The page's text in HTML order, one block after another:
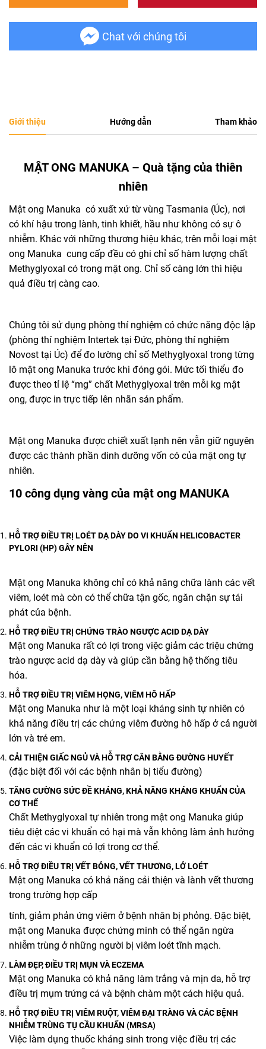
Chat với chúng tôi
Giới thiệu Hướng dẫn Tham khảo
MẬT ONG MANUKA – Quà tặng của thiên
nhiên
Mật ong Manuka có xuất xứ từ vùng Tasmania (Úc), nơi
có khí hậu trong lành, tinh khiết, hầu như không có sự ô
nhiễm. Khác với những thương hiệu khác, trên mỗi loại mật
ong Manuka cung cấp đều có ghi chỉ số hàm lượng chất
Methyglyoxal có trong mật ong. Chỉ số càng lớn thì hiệu
quả điều trị càng cao.
Chúng tôi sử dụng phòng thí nghiệm có chức năng độc lập
(phòng thí nghiệm Intertek tại Đức, phòng thí nghiệm
Novost tại Úc) để đo lường chỉ số Methyglyoxal trong từng
lô mật ong Manuka trước khi đóng gói. Mức tối thiểu đo
được theo tỉ lệ “mg” chất Methyglyoxal trên mỗi kg mật
ong, được in trực tiếp lên nhãn sản phẩm.
Mật ong Manuka được chiết xuất lạnh nên vẫn giữ nguyên
được các thành phần dinh dưỡng vốn có của mật ong tự
nhiên.
10 công dụng vàng của mật ong MANUKA
HỖ TRỢ ĐIỀU TRỊ LOÉT DẠ DÀY DO VI KHUẨN HELICOBACTER
PYLORI (HP) GÂY NÊN
Mật ong Manuka không chỉ có khả năng chữa lành các vết
viêm, loét mà còn có thể chữa tận gốc, ngăn chặn sự tái
phát của bệnh.
HỖ TRỢ ĐIỀU TRỊ CHỨNG TRÀO NGƯỢC ACID DẠ DÀY
Mật ong Manuka rất có lợi trong việc giảm các triệu chứng
trào ngược acid dạ dày và giúp cần bằng hệ thống tiêu
hóa.
HỖ TRỢ ĐIỀU TRỊ VIÊM HỌNG, VIÊM HÔ HẤP
Mật ong Manuka như là một loại kháng sinh tự nhiên có
khả năng điều trị các chứng viêm đường hô hấp ở cả người
lớn và trẻ em.
CẢI THIỆN GIẤC NGỦ VÀ HỖ TRỢ CÂN BẰNG ĐƯỜNG HUYẾT
(đặc biệt đối với các bệnh nhân bị tiểu đường)
TĂNG CƯỜNG SỨC ĐỀKHÁNG, KHẢ NĂNG KHÁNG KHUẨN CỦA
CƠ THỂ
Chất Methyglyoxal tự nhiên trong mật ong Manuka giúp
tiêu diệt các vi khuẩn có hại mà vẫn không làm ảnh hưởng
đến các vi khuẩn có lợi trong cơ thể.
HỖ TRỢ ĐIỀU TRỊ VẾT BỎNG, VẾT THƯƠNG, LỞ LOÉT
Mật ong Manuka có khả năng cải thiện và lành vết thương
trong trường hợp cấp
tính, giảm phản ứng viêm ở bệnh nhân bị phỏng. Đặc biệt,
mật ong Manuka được chứng minh có thể ngăn ngừa
nhiễm trùng ở những người bị viêm loét tĩnh mạch.
LÀM ĐẸP, ĐIỀU TRỊ MỤN VÀ ECZEMA
Mật ong Manuka có khả năng làm trắng và mịn da, hỗ trợ
điều trị mụm trứng cá và bệnh chàm một cách hiệu quả.
HỖ TRỢ ĐIỀU TRỊ VIÊM RUỘT, VIÊM ĐẠI TRÀNG VÀ CÁC BỆNH
NHIỄM TRÙNG TỤ CẦU KHUẨN (MRSA)
Việc làm dụng thuốc kháng sinh trong việc điều trị các